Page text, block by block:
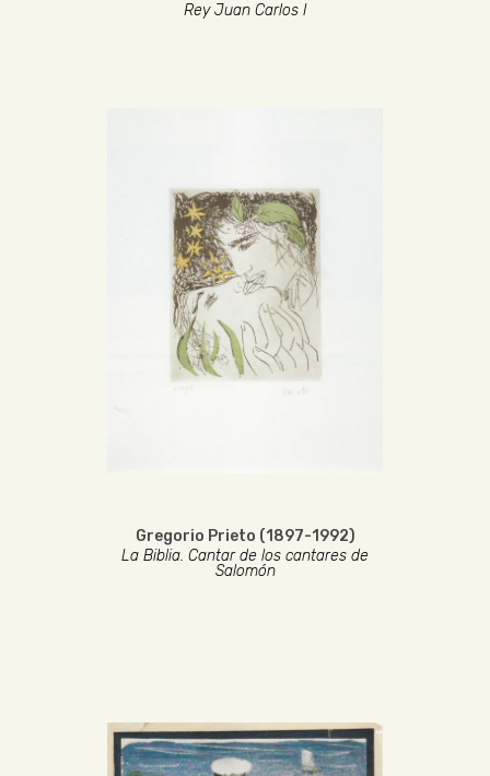
Rey Juan Carlos I
Gregorio Prieto (1897-1992)
La Biblia. Cantar de los cantares de
Salomón